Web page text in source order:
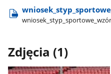
Zdjęcia (1)